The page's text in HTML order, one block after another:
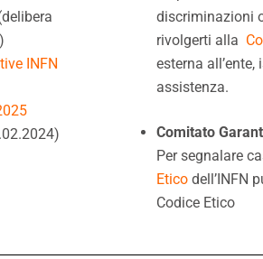
delibera
INFN
discriminazioni
rivolgerti alla
esterna
assistenza.
Comitato
Per segnalare
Eticodell’INFN
Codice Etico